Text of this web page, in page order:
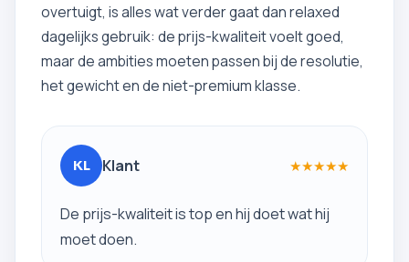
overtuigt, is alles wat verder gaat dan relaxed
dagelijks gebruik: de prijs-kwaliteit voelt goed,
maar de ambities moeten passen bij de resolutie,
het gewicht en de niet-premium klasse.
KL Klant ★★★★★
De prijs-kwaliteit is top en hij doet wat hij
moet doen.